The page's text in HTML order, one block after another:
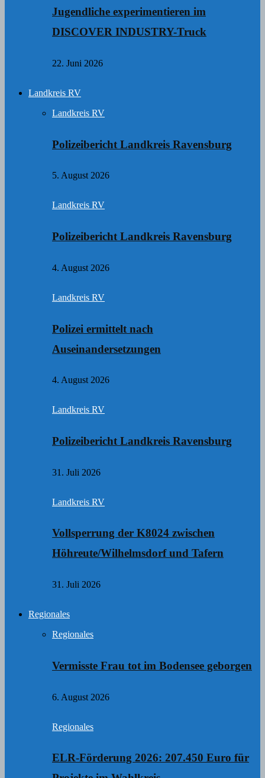
Jugendliche experimentieren im
DISCOVER INDUSTRY-Truck
22. Juni 2026
Landkreis RV
Landkreis RV
Polizeibericht Landkreis Ravensburg
5. August 2026
Landkreis RV
Polizeibericht Landkreis Ravensburg
4. August 2026
Landkreis RV
Polizei ermittelt nach
Auseinandersetzungen
4. August 2026
Landkreis RV
Polizeibericht Landkreis Ravensburg
31. Juli 2026
Landkreis RV
Vollsperrung der K8024 zwischen
Höhreute/Wilhelmsdorf und Tafern
31. Juli 2026
Regionales
Regionales
Vermisste Frau tot im Bodensee geborgen
6. August 2026
Regionales
ELR-Förderung 2026: 207.450 Euro für